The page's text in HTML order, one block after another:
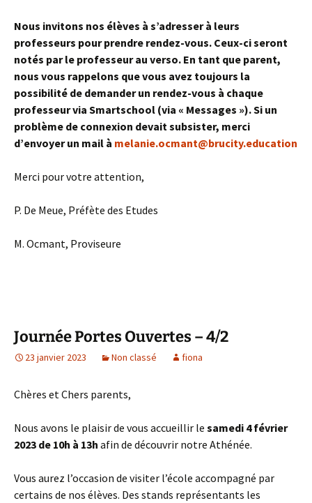
Nous invitons nos élèves à s’adresser à leurs
professeurs pour prendre rendez-vous. Ceux-ci seront
notés par le professeur au verso. En tant que parent,
nous vous rappelons que vous avez toujours la
possibilité de demander un rendez-vous à chaque
professeur via Smartschool (via « Messages »). Si un
problème de connexion devait subsister, merci
d’envoyer un mail à melanie.ocmant@brucity.education
Merci pour votre attention,
P. De Meue, Préfète des Etudes
M. Ocmant, Proviseure
Journée Portes Ouvertes – 4/2
23 janvier 2023 Non classé fiona
Chères et Chers parents,
Nous avons le plaisir de vous accueillir le samedi 4 février
2023 de 10h à 13h afin de découvrir notre Athénée.
Vous aurez l’occasion de visiter l’école accompagné par
certains de nos élèves. Des stands représentants les